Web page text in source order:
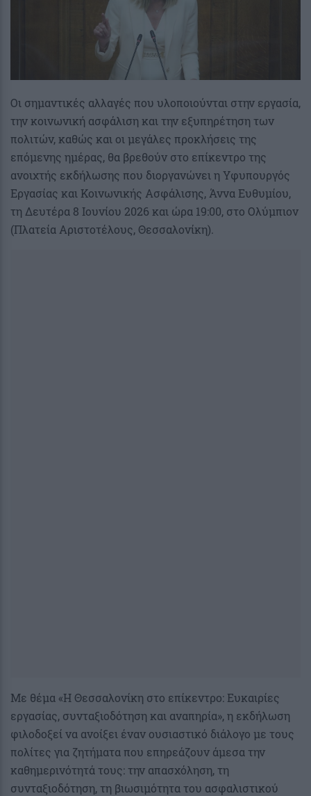
Οι σημαντικές αλλαγές που υλοποιούνται στην εργασία,
την κοινωνική ασφάλιση και την εξυπηρέτηση των
πολιτών, καθώς και οι μεγάλες προκλήσεις της
επόμενης ημέρας, θα βρεθούν στο επίκεντρο της
ανοιχτής εκδήλωσης που διοργανώνει η Υφυπουργός
Εργασίας και Κοινωνικής Ασφάλισης, Άννα Ευθυμίου,
τη Δευτέρα 8 Ιουνίου 2026 και ώρα 19:00, στο Ολύμπιον
(Πλατεία Αριστοτέλους, Θεσσαλονίκη).
Με θέμα «Η Θεσσαλονίκη στο επίκεντρο: Ευκαιρίες
εργασίας, συνταξιοδότηση και αναπηρία», η εκδήλωση
φιλοδοξεί να ανοίξει έναν ουσιαστικό διάλογο με τους
πολίτες για ζητήματα που επηρεάζουν άμεσα την
καθημερινότητά τους: την απασχόληση, τη
συνταξιοδότηση, τη βιωσιμότητα του ασφαλιστικού